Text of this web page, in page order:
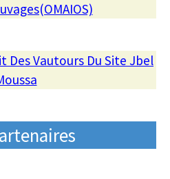
Des Vautours Du Site Jbel